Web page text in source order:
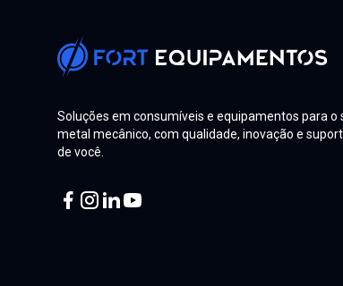
Soluções em consumíveis e equipamentos para o
metal mecânico, com qualidade, inovação e
de você.